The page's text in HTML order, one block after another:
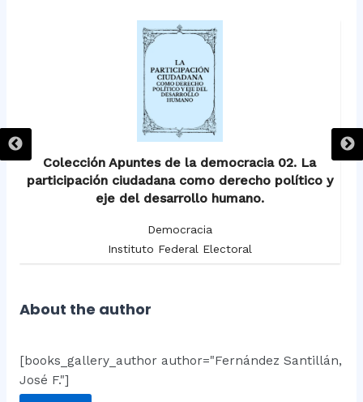
Colección Apuntes de la democracia 02. La
participación ciudadana como derecho político y
eje del desarrollo humano.
Democracia
Instituto Federal Electoral
About the author
[books_gallery_author author="Fernández Santillán,
José F."]